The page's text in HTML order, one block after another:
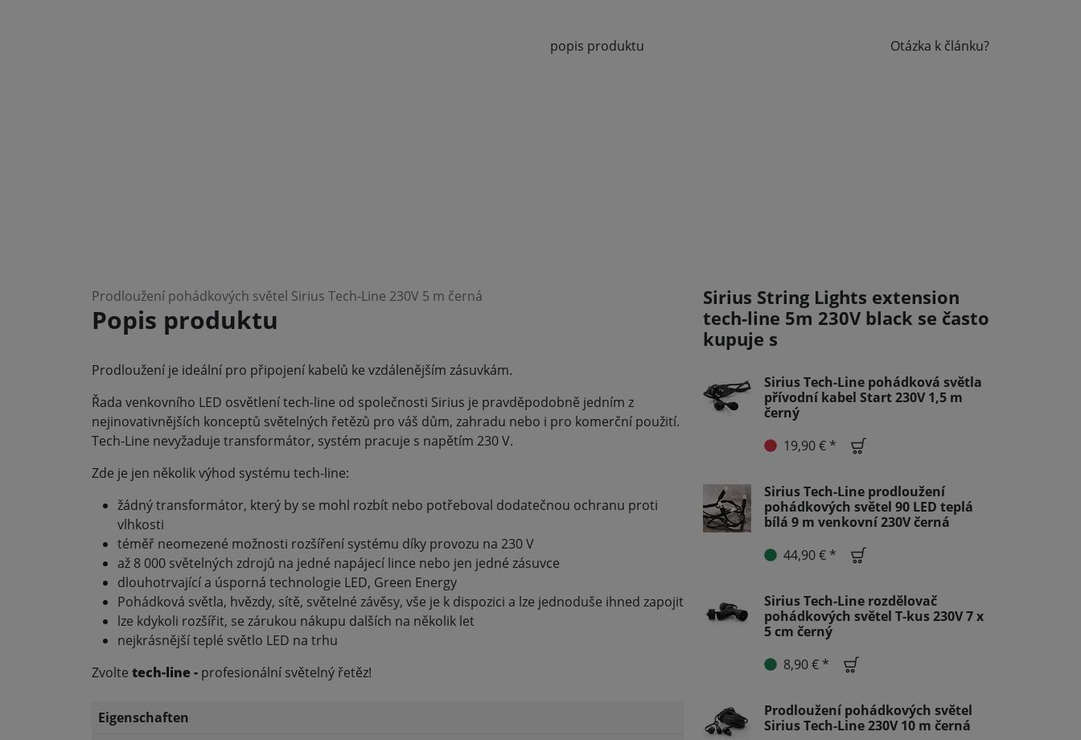
popis produktu Otázka k článku?
Prodloužení pohádkových světel Sirius Tech-Line 230V 5 m černá
Popis produktu
Prodloužení je ideální pro připojení kabelů ke vzdálenějším zásuvkám.
Řada venkovního LED osvětlení tech-line od společnosti Sirius je pravděpodobně jedním z
nejinovativnějších konceptů světelných řetězů pro váš dům, zahradu nebo i pro komerční použití.
Tech-Line nevyžaduje transformátor, systém pracuje s napětím 230 V.
Zde je jen několik výhod systému tech-line:
žádný transformátor, který by se mohl rozbít nebo potřeboval dodatečnou ochranu proti
vlhkosti
téměř neomezené možnosti rozšíření systému díky provozu na 230 V
až 8 000 světelných zdrojů na jedné napájecí lince nebo jen jedné zásuvce
dlouhotrvající a úsporná technologie LED, Green Energy
Pohádková světla, hvězdy, sítě, světelné závěsy, vše je k dispozici a lze jednoduše ihned zapojit
lze kdykoli rozšířit, se zárukou nákupu dalších na několik let
nejkrásnější teplé světlo LED na trhu
Zvolte tech-line - profesionální světelný řetěz!
Eigenschaften
Sirius String Lights extension
tech-line 5m 230V black se často
kupuje s
Sirius Tech-Line pohádková světla
přívodní kabel Start 230V 1,5 m
černý
19,90 € *
Sirius Tech-Line prodloužení
pohádkových světel 90 LED teplá
bílá 9 m venkovní 230V černá
44,90 € *
Sirius Tech-Line rozdělovač
pohádkových světel T-kus 230V 7 x
5 cm černý
8,90 € *
Prodloužení pohádkových světel
Sirius Tech-Line 230V 10 m černá